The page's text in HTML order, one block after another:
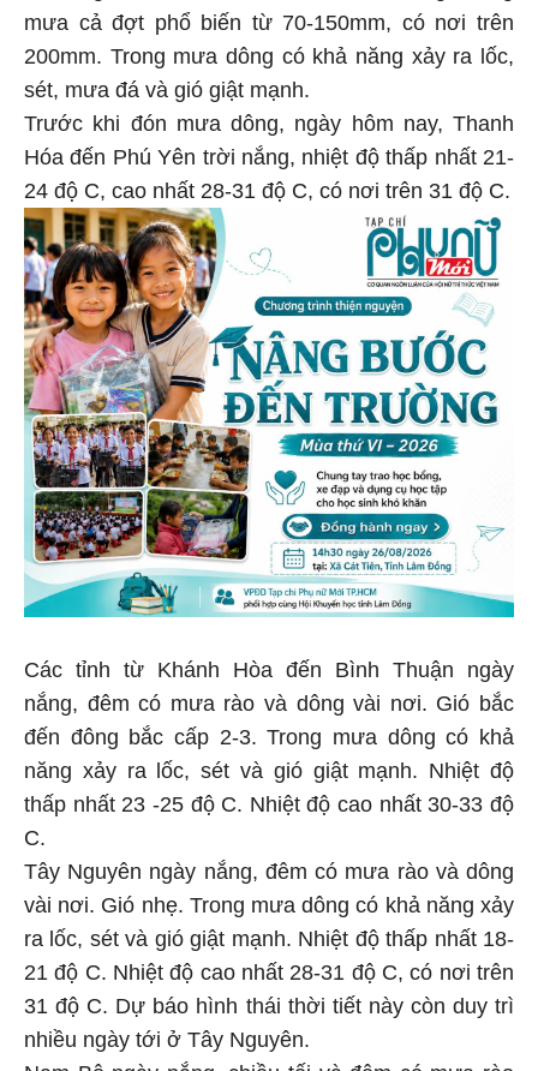
mưa cả đợt phổ biến từ 70-150mm, có nơi trên
200mm. Trong mưa dông có khả năng xảy ra lốc,
sét, mưa đá và gió giật mạnh.
Trước khi đón mưa dông, ngày hôm nay, Thanh
Hóa đến Phú Yên trời nắng, nhiệt độ thấp nhất 21-
24 độ C, cao nhất 28-31 độ C, có nơi trên 31 độ C.
Các tỉnh từ Khánh Hòa đến Bình Thuận ngày
nắng, đêm có mưa rào và dông vài nơi. Gió bắc
đến đông bắc cấp 2-3. Trong mưa dông có khả
năng xảy ra lốc, sét và gió giật mạnh. Nhiệt độ
thấp nhất 23 -25 độ C. Nhiệt độ cao nhất 30-33 độ
C.
Tây Nguyên ngày nắng, đêm có mưa rào và dông
vài nơi. Gió nhẹ. Trong mưa dông có khả năng xảy
ra lốc, sét và gió giật mạnh. Nhiệt độ thấp nhất 18-
21 độ C. Nhiệt độ cao nhất 28-31 độ C, có nơi trên
31 độ C. Dự báo hình thái thời tiết này còn duy trì
nhiều ngày tới ở Tây Nguyên.